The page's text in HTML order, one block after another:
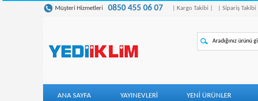
Müşteri Hizmetleri 0850 455 06 07 | Kargo Takibi | | Sipariş Takibi |
ANA SAYFA YAYINEVLERİ YENI ÜRÜNLER